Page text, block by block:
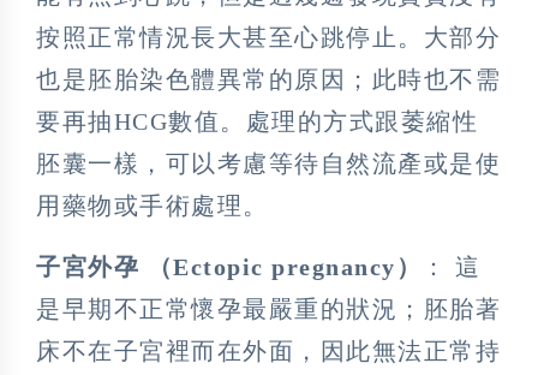
按照正常情況長大甚至心跳停止。大部分
也是胚胎染色體異常的原因；此時也不需
要再抽HCG數值。處理的方式跟萎縮性
胚囊一樣，可以考慮等待自然流產或是使
用藥物或手術處理。
子宮外孕 （Ectopic pregnancy）
： 這
是早期不正常懷孕最嚴重的狀況；胚胎著
床不在子宮裡而在外面，因此無法正常持